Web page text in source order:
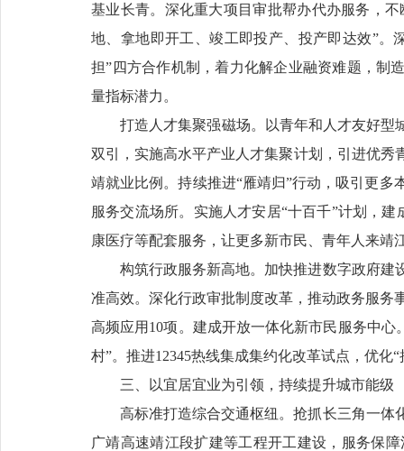
基业长青。深化重大项目审批帮办代办服务，
地、拿地即开工、竣工即投产、投产即达效”。
担”四方合作机制，着力化解企业融资难题，制
量指标潜力。
打造人才集聚强磁场。以青年和人才友好型
双引，实施高水平产业人才集聚计划，引进优秀
靖就业比例。持续推进“雁靖归”行动，吸引更
服务交流场所。实施人才安居“十百千”计划，
康医疗等配套服务，让更多新市民、青年人来靖
构筑行政服务新高地。加快推进数字政府建
准高效。深化行政审批制度改革，推动政务服务
高频应用10项。建成开放一体化新市民服务中心
村”。推进12345热线集成集约化改革试点，优化
三、以宜居宜业为引领，持续提升城市能级
高标准打造综合交通枢纽。抢抓长三角一体
广靖高速靖江段扩建等工程开工建设，服务保